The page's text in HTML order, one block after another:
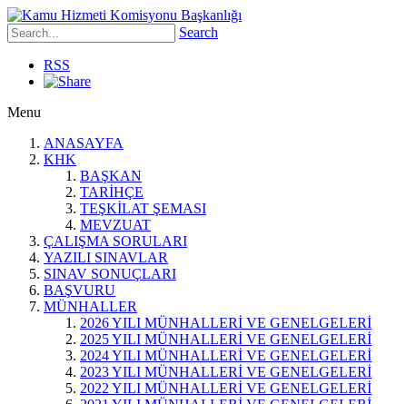
Search
RSS
Menu
ANASAYFA
KHK
BAŞKAN
TARİHÇE
TEŞKİLAT ŞEMASI
MEVZUAT
ÇALIŞMA SORULARI
YAZILI SINAVLAR
SINAV SONUÇLARI
BAŞVURU
MÜNHALLER
2026 YILI MÜNHALLERİ VE GENELGELERİ
2025 YILI MÜNHALLERİ VE GENELGELERİ
2024 YILI MÜNHALLERİ VE GENELGELERİ
2023 YILI MÜNHALLERİ VE GENELGELERİ
2022 YILI MÜNHALLERİ VE GENELGELERİ